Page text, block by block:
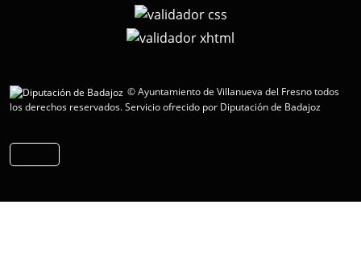
© Ayuntamiento de Villanueva del Fresno todos
los derechos reservados.Servicio ofrecido por Diputación de Badajoz